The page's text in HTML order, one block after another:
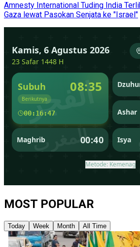
Amnesty International Tuding India
Gaza lewat Pasokan Senjata ke "Israel"
MOST POPULAR
Today Week Month All Time